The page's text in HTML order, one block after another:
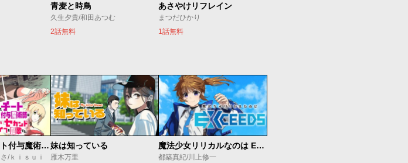
青麦と時鳥
久生夕貴/和田あつむ
2話無料
あさやけリフレイン
まつだひかり
1話無料
追放されたチート付与魔術師は気ままなセカンドライフを謳歌する。 ～俺は武器だけじゃなく、あらゆるものに『強化ポイント』を付与できるし、俺の意思でいつでも効果を解除できるけど、残った人たち大丈夫？～
/ｋｉｓｕｉ
妹は知っている
雁木万里
魔法少女リリカルなのは EXCEEDS
都築真紀/川上修一